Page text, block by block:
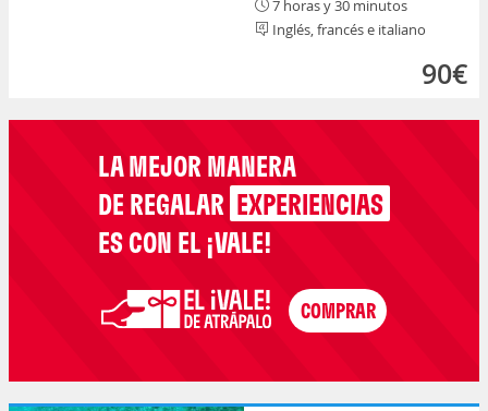
7 horas y 30 minutos
Inglés, francés e italiano
90€
LA MEJOR MANERA
DE REGALAR EXPERIENCIAS
ES CON EL ¡VALE!